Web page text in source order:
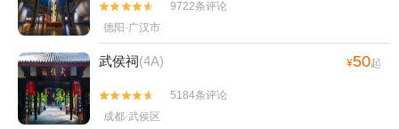


9722条评论
德阳·广汉市
武侯祠(4A) ¥50起


5184条评论
成都·武侯区